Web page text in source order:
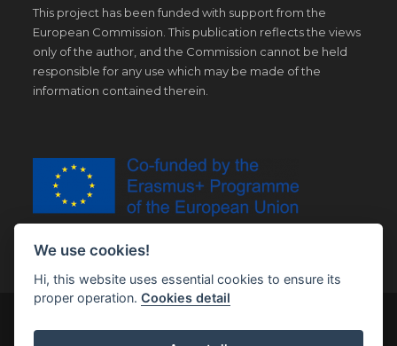
This project has been funded with support from the
European Commission. This publication reflects the views
only of the author, and the Commission cannot be held
responsible for any use which may be made of the
information contained therein.
We use cookies!
Hi, this website uses essential cookies to ensure its
proper operation.Cookies detail